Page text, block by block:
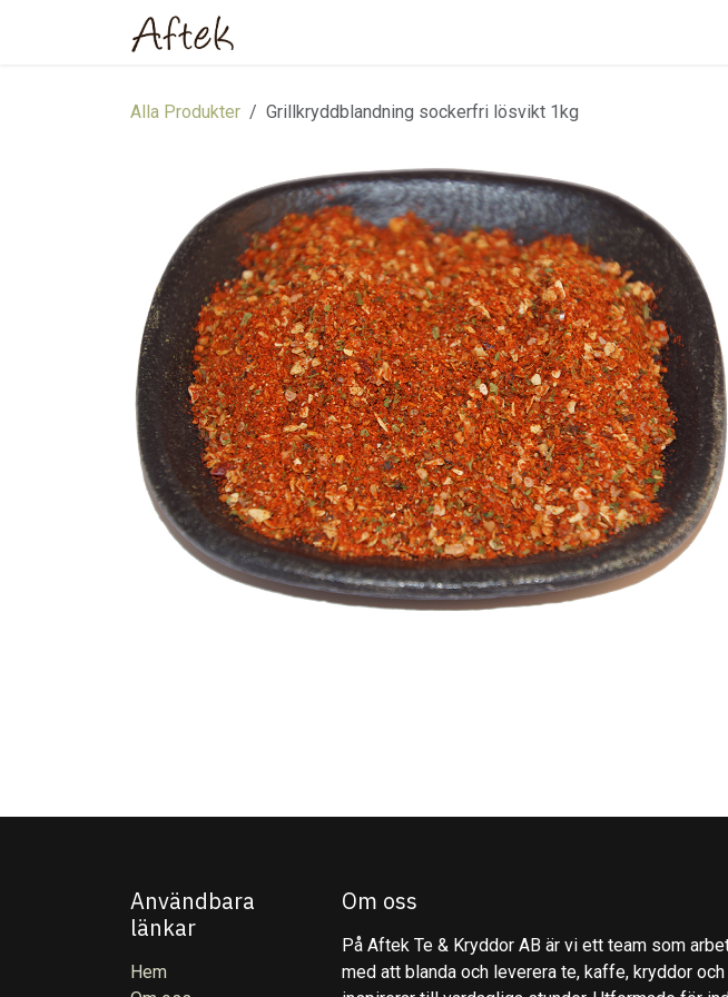
Alla Produkter Grillkryddblandning sockerfri lösvikt 1kg
Användbara
länkar
Hem
Om oss
På Aftek Te & Kryddor AB är vi ett team som
med att blanda och leverera te, kaffe, kryddor